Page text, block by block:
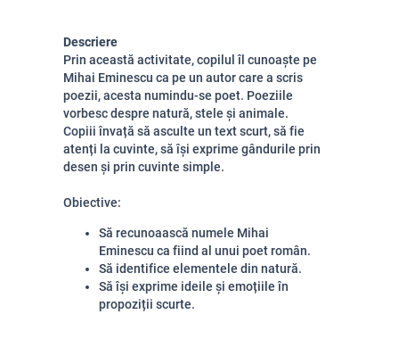
Descriere
Prin această activitate, copilul îl cunoaște pe
Mihai Eminescu ca pe un autor care a scris
poezii, acesta numindu-se poet. Poeziile
vorbesc despre natură, stele și animale.
Copiii învață să asculte un text scurt, să fie
atenți la cuvinte, să își exprime gândurile prin
desen și prin cuvinte simple.
Obiective:
Să recunoaască numele Mihai
Eminescu ca fiind al unui poet român.
Să identifice elementele din natură.
Să își exprime ideile și emoțiile în
propoziții scurte.